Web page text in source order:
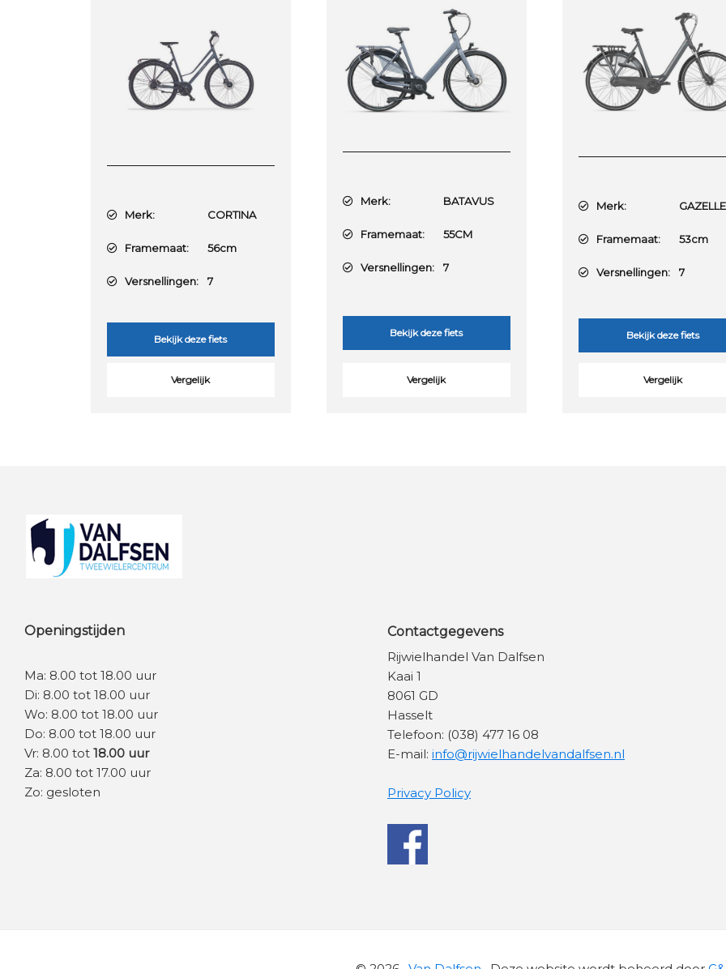
Merk: CORTINA
Framemaat: 56cm
Versnellingen: 7
Bekijk deze fiets
Vergelijk
Merk: BATAVUS
Framemaat: 55CM
Versnellingen: 7
Bekijk deze fiets
Vergelijk
Merk: GAZELLE
Framemaat: 53cm
Versnellingen: 7
Bekijk deze fiets
Vergelijk
Footer
Openingstijden
Ma: 8.00 tot 18.00 uur
Di: 8.00 tot 18.00 uur
Wo: 8.00 tot 18.00 uur
Do: 8.00 tot 18.00 uur
Vr: 8.00 tot 18.00 uur
Za: 8.00 tot 17.00 uur
Zo: gesloten
Contactgegevens
Rijwielhandel Van Dalfsen
Kaai 1
8061 GD
Hasselt
Telefoon: (038) 477 16 08
E-mail: info@rijwielhandelvandalfsen.nl
Privacy Policy